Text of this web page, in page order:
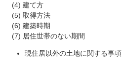
(4) 建て方
(5) 取得方法
(6) 建築時期
(7) 居住世帯のない期間
現住居以外の土地に関する事項